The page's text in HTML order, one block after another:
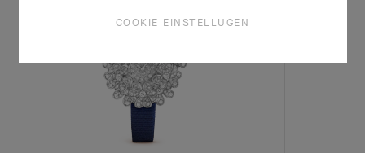
COOKIE EINSTELLUGEN